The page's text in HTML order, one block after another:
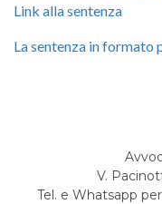
Link alla sentenza
La sentenza in formato
V.
Tel. e Whatsapp